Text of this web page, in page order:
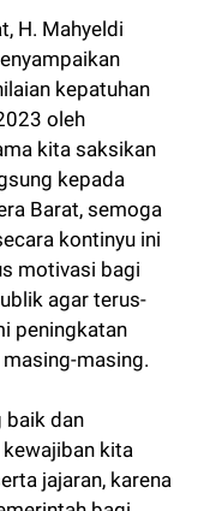
H. Mahyeldi
kepatuhan
oleh
kita saksikan
kepada
Barat, semoga
kontinyu ini
motivasi bagi
agar terus-
peningkatan
masing.
baik dan
kita
jajaran, karena